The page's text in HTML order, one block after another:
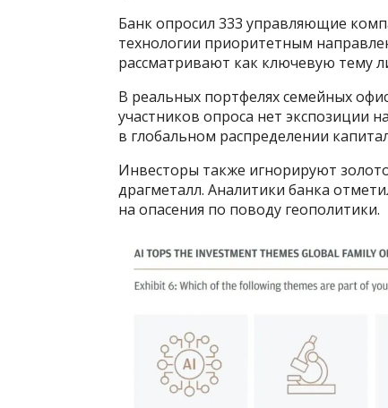
Банк опросил 333 управляющие
технологии приоритетным
рассматривают как ключевую тему
В реальных портфелях семейных
участников опроса нет экспозиции
в глобальном распределении
Инвесторы также игнорируют
драгметалл. Аналитики банка
на опасения по поводу геополитики.